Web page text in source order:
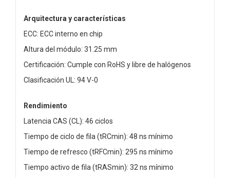
Arquitectura y características
ECC: ECC interno en chip
Altura del módulo: 31.25 mm
Certificación: Cumple con RoHS y libre de halógenos
Clasificación UL: 94 V-0
Rendimiento
Latencia CAS (CL): 46 ciclos
Tiempo de ciclo de fila (tRCmin): 48 ns mínimo
Tiempo de refresco (tRFCmin): 295 ns mínimo
Tiempo activo de fila (tRASmin): 32 ns mínimo